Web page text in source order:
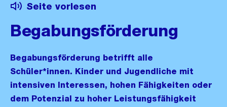
Seite vorlesen
Begabungsförderung
Begabungsförderung betrifft alle
Schüler*innen. Kinder und Jugendliche mit
intensiven Interessen, hohen Fähigkeiten oder
dem Potenzial zu hoher Leistungsfähigkeit